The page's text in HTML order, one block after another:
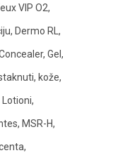
VIP O2
Dermo RL
Gel
kože
Lotioni
MSR-H